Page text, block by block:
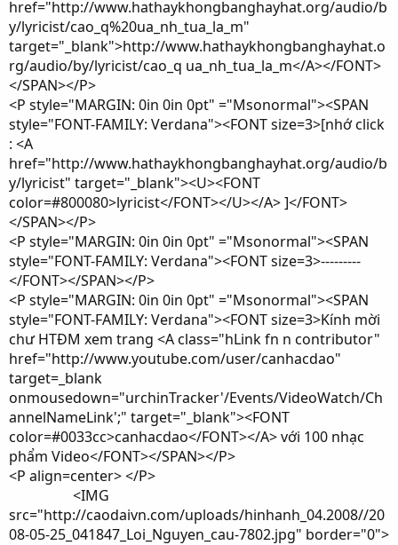
href="http://www.hathaykhongbanghayhat.org/audio/b
y/lyricist/cao_q%20ua_nh_tua_la_m"
target="_blank">http://www.hathaykhongbanghayhat.o
rg/audio/by/lyricist/cao_q ua_nh_tua_la_m</A></FONT>
</SPAN></P>
<P style="MARGIN: 0in 0in 0pt" ="Msonormal"><SPAN
style="FONT-FAMILY: Verdana"><FONT size=3>[nhớ click
: <A
href="http://www.hathaykhongbanghayhat.org/audio/b
y/lyricist" target="_blank"><U><FONT
color=#800080>lyricist</FONT></U></A> ]</FONT>
</SPAN></P>
<P style="MARGIN: 0in 0in 0pt" ="Msonormal"><SPAN
style="FONT-FAMILY: Verdana"><FONT size=3>---------
</FONT></SPAN></P>
<P style="MARGIN: 0in 0in 0pt" ="Msonormal"><SPAN
style="FONT-FAMILY: Verdana"><FONT size=3>Kính mời
chư HTĐM xem trang <A class="hLink fn n contributor"
href="http://www.youtube.com/user/canhacdao"
target=_blank
onmousedown="urchinTracker'/Events/VideoWatch/Ch
annelNameLink';" target="_blank"><FONT
color=#0033cc>canhacdao</FONT></A> với 100 nhạc
phẩm Video</FONT></SPAN></P>
<P align=center> </P>
<IMG
src="http://caodaivn.com/uploads/hinhanh_04.2008//20
08-05-25_041847_Loi_Nguyen_cau-7802.jpg" border="0">